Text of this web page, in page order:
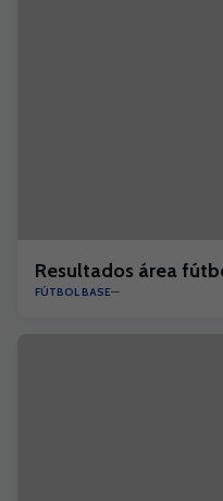
Resultados área
FÚTBOL BASE